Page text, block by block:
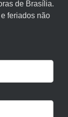
de Brasília.
feriados não